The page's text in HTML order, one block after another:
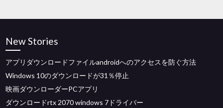
New Stories
アプリダウンロードファイルandroidへのアクセスを防ぐ方法
Windows 10のダウンロードが31％停止
映画ダウンローダーPCアプリ
ダウンロードrtx 2070 windows 7ドライバー